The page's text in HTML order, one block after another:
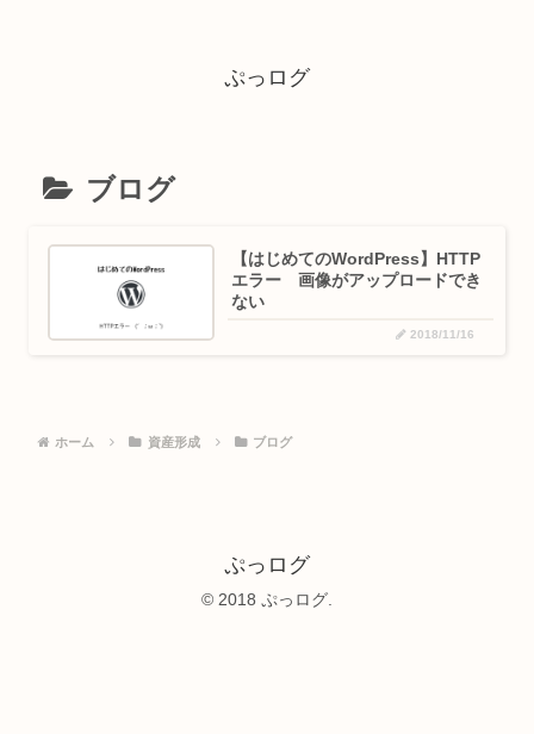
ぷっログ
ブログ
【はじめてのWordPress】HTTP
エラー 画像がアップロードでき
ない
2018/11/16
ホーム 資産形成 ブログ
ぷっログ
© 2018 ぷっログ.